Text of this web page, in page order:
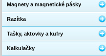
Magnety a magnetické pásky
Razítka
Tašky, aktovky a kufry
Kalkulačky